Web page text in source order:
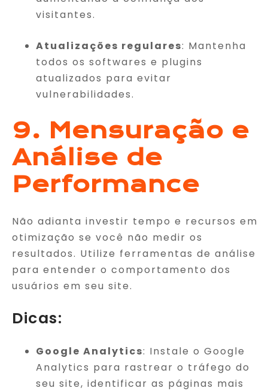
visitantes.
Atualizações regulares: Mantenha
todos os softwares e plugins
atualizados para evitar
vulnerabilidades.
9. Mensuração e
Análise de
Performance
Não adianta investir tempo e recursos em
otimização se você não medir os
resultados. Utilize ferramentas de análise
para entender o comportamento dos
usuários em seu site.
Dicas:
Google Analytics: Instale o Google
Analytics para rastrear o tráfego do
seu site, identificar as páginas mais